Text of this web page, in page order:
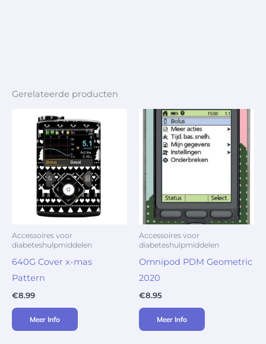
Gerelateerde producten
Accessoires voor
diabeteshulpmiddelen
640G Cover x-mas
Pattern
€8.99
Meer Info
Accessoires voor
diabeteshulpmiddelen
Omnipod PDM Geometric
2020
€8.95
Meer Info